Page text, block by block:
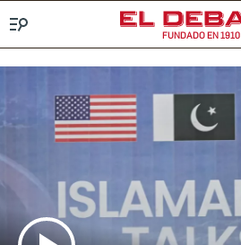
FUNDADO EN 1910